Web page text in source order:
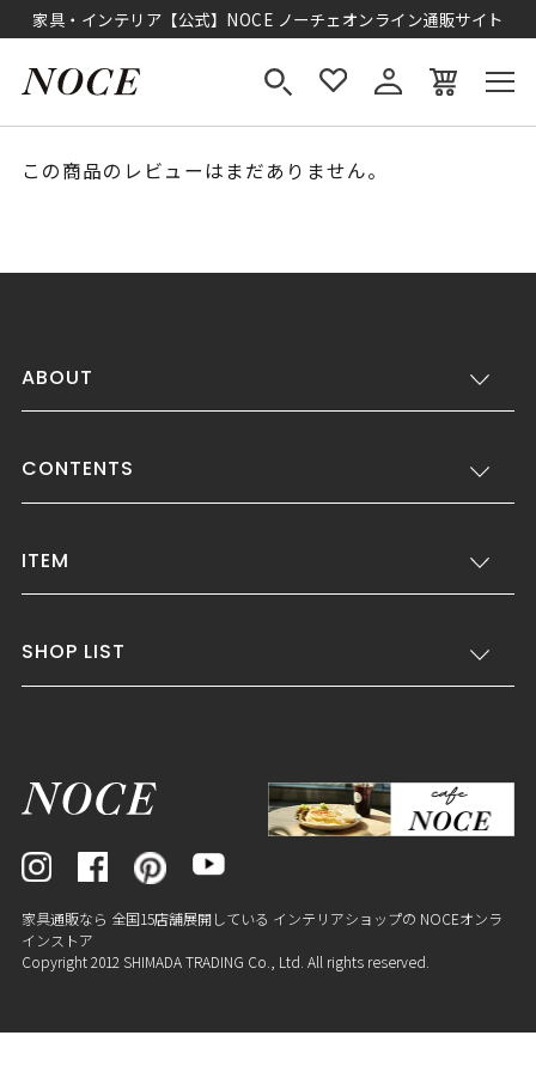
家具・インテリア【公式】NOCE ノーチェオンライン通販サイト
この商品のレビューはまだありません。
ABOUT
CONTENTS
ITEM
SHOP LIST
家具通販なら 全国15店舗展開している インテリアショップの NOCEオンラ
インストア
Copyright 2012 SHIMADA TRADING Co., Ltd. All rights reserved.